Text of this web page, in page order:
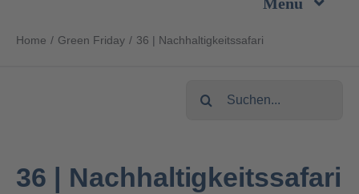
Inhalt
Unternehmen
Home Green Friday 36 | Nachhaltigkeitssafari
Suche
36 | Nachhaltigkeitssafari